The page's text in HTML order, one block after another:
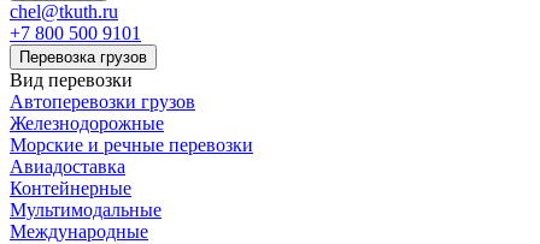
chel@tkuth.ru
+7 800 500 9101
Перевозка грузов
Вид перевозки
Автоперевозки грузов
Железнодорожные
Морские и речные перевозки
Авиадоставка
Контейнерные
Мультимодальные
Международные